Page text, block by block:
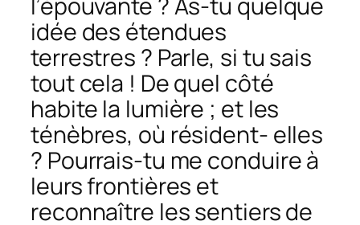
idée des étendues
terrestres ? Parle, si tu sais
tout cela ! De quel côté
habite la lumière ; et les
ténèbres, où résident- elles
? Pourrais-tu me conduire à
leurs frontières et
reconnaître les sentiers de